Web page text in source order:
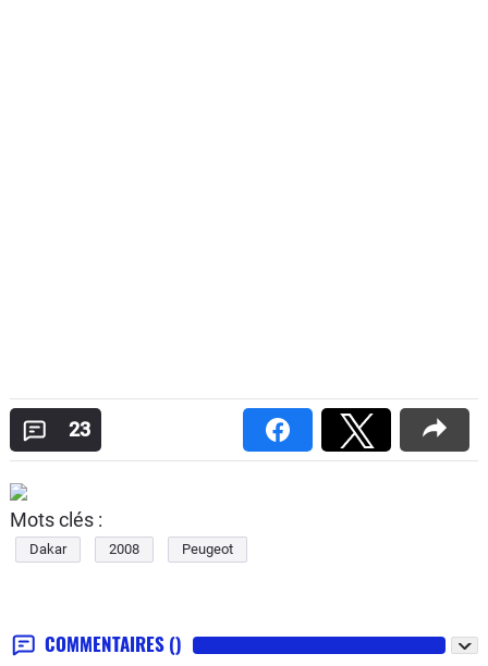
23
Mots clés :
Dakar 2008 Peugeot
COMMENTAIRES ()